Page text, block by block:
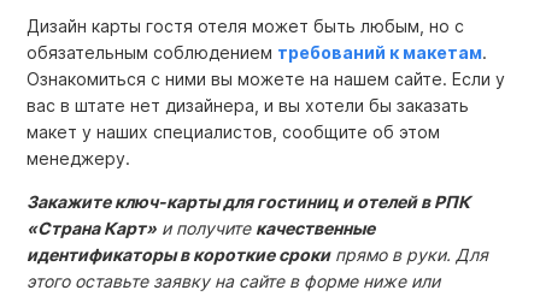
Дизайн карты гостя отеля может быть любым, но с
обязательным соблюдением требований к макетам.
Ознакомиться с ними вы можете на нашем сайте. Если у
вас в штате нет дизайнера, и вы хотели бы заказать
макет у наших специалистов, сообщите об этом
менеджеру.
Закажите ключ-карты для гостиниц и отелейв РПК
«Страна Карт» и получите качественные
идентификаторы в короткие срокипрямо в руки. Для
этого оставьте заявку на сайте в форме ниже или